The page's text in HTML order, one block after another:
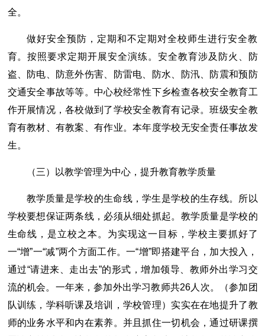
全。
做好安全预防，定期和不定期对全校师生进行安全教
育。按照要求定期开展安全演练。安全教育涉及防火、防
盗、防电、防意外伤害、防雷电、防水、防汛、防震和预防
交通安全事故等等。中心校经常性下乡检查各校安全教育工
作开展情况，各校做到了学校安全教育有记录。班级安全教
育有教材、有教案、有作业。本年度学校无安全责任事故发
生。
（三）以教学管理为中心，提升教育教学质量
教学质量是学校的生命线，学生是学校的生存线。所以
学校要想保证两条线，必须从细处抓起。教学质量是学校的
生命线，是立校之本。为实现这一目标，学校主要抓好了
一“增”一“减”两个方面工作。一“增”即搭建平台，加大投入，
通过“请进来、走出去”的形式，增加领导、教师外出学习交
流的机会。一年来，参加外出学习教师共26人次。（参加团
队训练，学科听课及培训，学校管理）实实在在地提升了教
师的业务水平和内在素养。并且抓住一切机会，通过研课撰